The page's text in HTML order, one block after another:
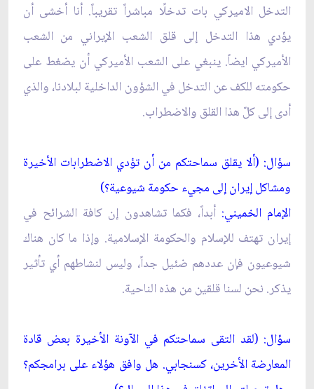
التدخل الاميركي بات تدخلًا مباشراً تقريباً. أنا أخشى أن
يؤدي هذا التدخل إلى قلق الشعب الإيراني من الشعب
الأميركي ايضاً. ينبغي على الشعب الأميركي أن يضغط على
حكومته للكف عن التدخل في الشؤون الداخلية لبلادنا، والذي
أدى إلى كلّ هذا القلق والاضطراب.
سؤال: (ألا يقلق سماحتكم من أن تؤدي الاضطرابات الأخيرة
ومشاكل إيران إلى مجي‏ء حكومة شيوعية؟)
الإمام الخميني: أبداً، فكما تشاهدون إن كافة الشرائح في
إيران تهتف للإسلام والحكومة الإسلامية. وإذا ما كان هناك
شيوعيون فإن عددهم ضئيل جداً، وليس لنشاطهم أي تأثير
يذكر. نحن لسنا قلقين من هذه الناحية.
سؤال: (لقد التقى سماحتكم في الآونة الأخيرة بعض قادة
المعارضة الأخرين، كسنجابي. هل وافق هؤلاء على برامجكم؟